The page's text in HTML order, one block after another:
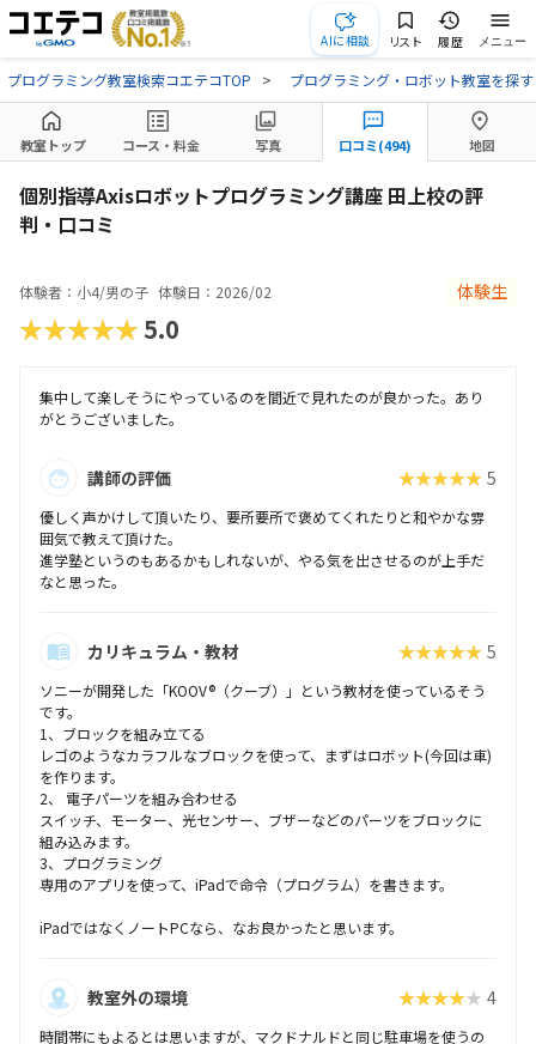
AIに相談 リスト 履歴 メニュー
プログラミング教室検索コエテコTOP プログラミング・ロボット教室を探す
教室トップ コース・料金 写真 口コミ(494) 地図
個別指導Axisロボットプログラミング講座 田上校の評
判・口コミ
体験者：小4/男の子 体験日：2026/02 体験生
★★★★★5.0
集中して楽しそうにやっているのを間近で見れたのが良かった。あり
がとうございました。
講師の評価 ★★★★★ 5
優しく声かけして頂いたり、要所要所で褒めてくれたりと和やかな雰
囲気で教えて頂けた。
進学塾というのもあるかもしれないが、やる気を出させるのが上手だ
なと思った。
カリキュラム・教材 ★★★★★ 5
ソニーが開発した「KOOV®（クーブ）」という教材を使っているそう
です。
​1、ブロックを組み立てる
レゴのようなカラフルなブロックを使って、まずはロボット(今回は車)
を作ります。
2、 電子パーツを組み合わせる
スイッチ、​モーター、光センサー、ブザーなどのパーツをブロックに
組み込みます。
3、プログラミング
​専用のアプリを使って、iPadで命令（プログラム）を書きます。
iPadではなくノートPCなら、なお良かったと思います。
教室外の環境 ★★★★★ 4
時間帯にもよるとは思いますが、マクドナルドと同じ駐車場を使うの